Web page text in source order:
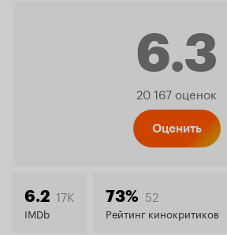
6.3
6.3
20 167 оценок
Оценить
6.2 17K
IMDb
73% 52
Рейтинг кинокритиков